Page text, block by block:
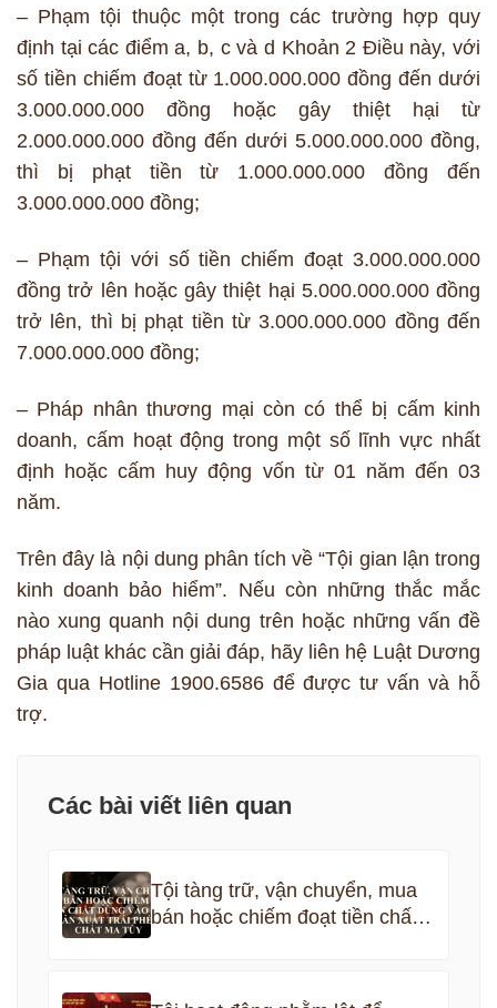
– Phạm tội thuộc một trong các trường hợp quy
định tại các điểm a, b, c và d Khoản 2 Điều này, với
số tiền chiếm đoạt từ 1.000.000.000 đồng đến dưới
3.000.000.000 đồng hoặc gây thiệt hại từ
2.000.000.000 đồng đến dưới 5.000.000.000 đồng,
thì bị phạt tiền từ 1.000.000.000 đồng đến
3.000.000.000 đồng;
– Phạm tội với số tiền chiếm đoạt 3.000.000.000
đồng trở lên hoặc gây thiệt hại 5.000.000.000 đồng
trở lên, thì bị phạt tiền từ 3.000.000.000 đồng đến
7.000.000.000 đồng;
– Pháp nhân thương mại còn có thể bị cấm kinh
doanh, cấm hoạt động trong một số lĩnh vực nhất
định hoặc cấm huy động vốn từ 01 năm đến 03
năm.
Trên đây là nội dung phân tích về “Tội gian lận trong
kinh doanh bảo hiểm”. Nếu còn những thắc mắc
nào xung quanh nội dung trên hoặc những vấn đề
pháp luật khác cần giải đáp, hãy liên hệ Luật Dương
Gia qua Hotline 1900.6586 để được tư vấn và hỗ
trợ.
Các bài viết liên quan
Tội tàng trữ, vận chuyển, mua
bán hoặc chiếm đoạt tiền chất
dùng vào việc sản xuất trái